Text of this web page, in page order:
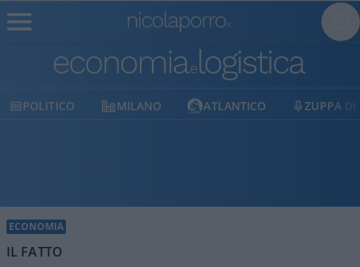
MILANO ATLANTICO ZUPPA DI PORRO
ECONOMIA
IL FATTO